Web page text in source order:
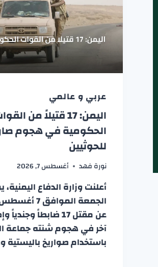
عربي و عالمي
اليمن: 17 قتيلاً من
الحكومية في هجوم
للحوثيين
نورة فهد أغسطس 7, 2026
أعلنت وزارة الدفاع اليمنية،
عن مقتل 17 ضابطاً
آخر في هجوم شنته جماعة
باستخدام صواريخ باليستية